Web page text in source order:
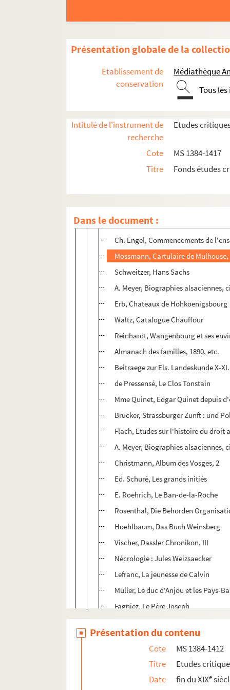
Présentation globale de la
Etablissement de
conservation
Médiathèque
Tous
Intitulé de l'instrument de
recherche
Etudes
Cote
MS 1384-1417
Titre
Fonds études
Dans le document :
E. Chastel, Mélanges historiques
Küntziger, Luther
Beitraege zur Elsass Lothr.
de Pressensé, Brunette et
d'Elsée, Sylvie
e
Mathis, Leiden der Evangelischen
Roehrich. u. Hackmschmidt,
Bonaffé, Sans foyer
Ch. Engel, Commencements de
Mossmann, Cartulaire de Mulhouse,
Schweitzer, Hans Sachs
A. Meyer, Biographies alsaciennes,
Erb, Chateaux de Hohkoenigsbourg
Waltz, Catalogue Chauffour
Reinhardt, Wangenbourg et ses
Almanach des familles, 1890, etc.
Beitraege zur Els. Landeskunde X-XI.
de Pressensé, Le Clos Tonstain
Mme Quinet, Edgar Quinet depuis
Brucker, Strassburger Zunft : und
Flach, Etudes sur l'histoire du droit
A. Meyer, Biographies alsaciennes,
Christmann, Album des Vosges, 2
Ed. Schuré, Les grands initiés
E. Roehrich, Le Ban-de-la-Roche
Rosenthal, Die Behorden
Hoehlbaum, Das Buch Weinsberg
Vischer, Dassler Chronikon, III
Nécrologie : Jules Weizsaecker
Lefranc, La jeunesse de Calvin
Müller, Le duc d'Anjou et les Pays-
Fagniez, Le Père Joseph
Ludwig, Strassburg vor hundert
Keller, Johann von Staupitz
Lossen, Der Strassburger Kapitel
Waltz, Bibliothèque Chauffour
Waltz, Bibliothek der Stadt Colmar
Présentation du contenu
Cote
MS 1384-1412
Titre
Etudes
Date
fin du XIXe